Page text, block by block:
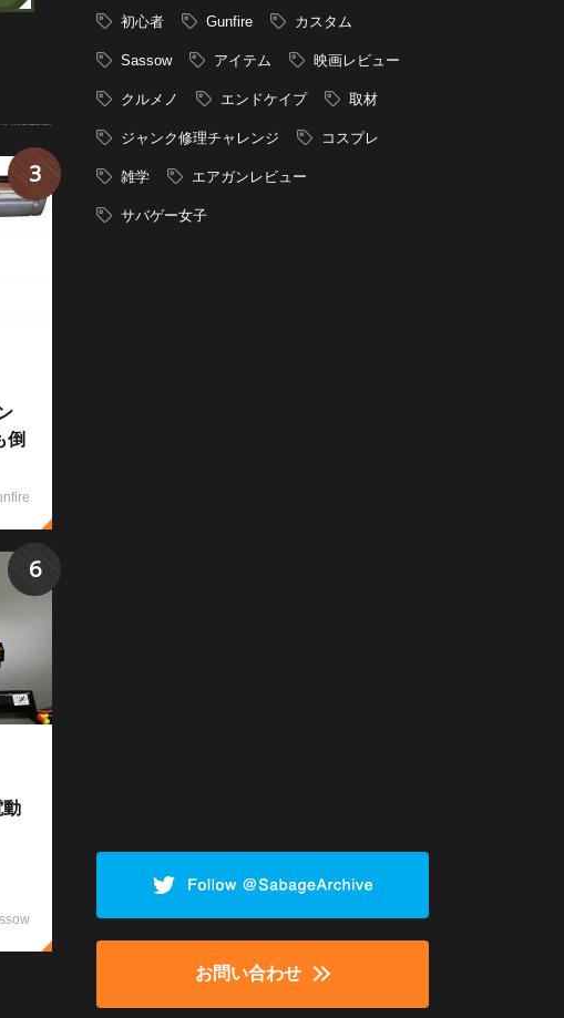
倒
3
動
6
初心者 Gunfire カスタム
Sassow アイテム 映画レビュー
クルメノ エンドケイプ 取材
ジャンク修理チャレンジ コスプレ
雑学 エアガンレビュー
サバゲー女子
お問い合わせ